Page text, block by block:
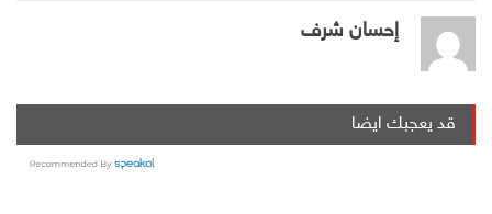
إحسان شرف
قد يعجبك ايضا